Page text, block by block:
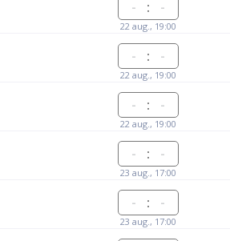
:
22 aug., 19:00
:
22 aug., 19:00
:
22 aug., 19:00
:
23 aug., 17:00
:
23 aug., 17:00